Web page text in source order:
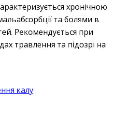
хронічною
та болями в
Рекомендується при
травлення та підозрі на
калу